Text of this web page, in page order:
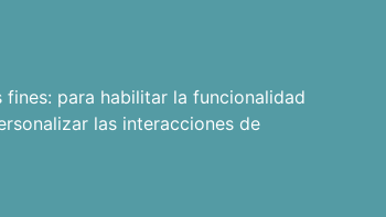
fines: para habilitar la funcionalidad
las interacciones de